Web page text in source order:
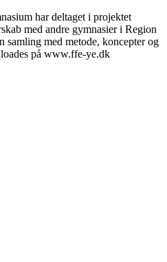
har deltaget i projektet
med andre gymnasier i Region
samling med metode, koncepter og
på www.ffe-ye.dk